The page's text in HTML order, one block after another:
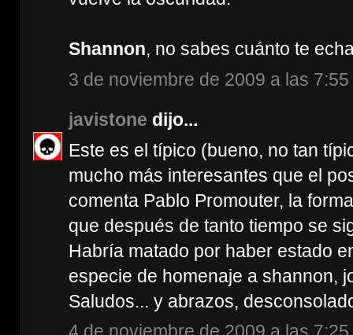
Shannon, no sabes cuánto te
3 de noviembre de 2009 a las 7:55
javistone dijo...
Este es el típico (bueno, no tan
mucho más interesantes que el
comenta Pablo Promouter, la
que después de tanto tiempo se
Habría matado por haber estado
especie de homenaje a shannon,
Saludos... y abrazos,